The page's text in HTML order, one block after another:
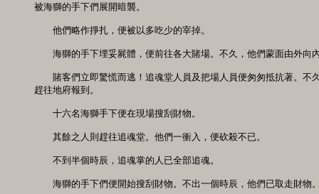
被海獅的手下們展開暗襲。
他們略作掙扎，便被以多吃少的宰掉。
海獅的手下埋妥屍體，便前往各大賭場。不久，他們蒙面由外向
賭客們立即驚慌而逃！追魂堂人員及把場人員便匆匆抵抗著。不
趕往地府報到。
十六名海獅手下便在現場搜刮財物。
其餘之人則趕往追魂堂。他們一衝入，便砍殺不已。
不到半個時辰，追魂掌的人已全部追魂。
海獅的手下們便開始搜刮財物。不出一個時辰，他們已取走財物